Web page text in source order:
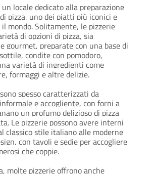
locale dedicato alla preparazione
pizza, uno dei piatti più iconici e
mondo. Solitamente, le pizzerie
di opzioni di pizza, sia
gourmet, preparate con una base di
condite con pomodoro,
varietà di ingredienti come
formaggi e altre delizie.
spesso caratterizzati da
e accogliente, con forni a
un profumo delizioso di pizza
Le pizzerie possono avere interni
classico stile italiano alle moderne
con tavoli e sedie per accogliere
che coppie.
molte pizzerie offrono anche